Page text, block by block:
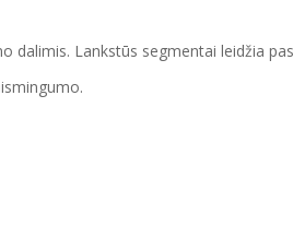
dalimis. Lankstūs segmentai leidžia